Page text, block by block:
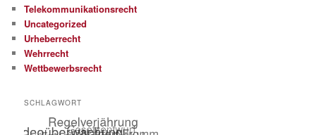
Telekommunikationsrecht
Uncategorized
Urheberrecht
Wehrrecht
Wettbewerbsrecht
SCHLAGWORT